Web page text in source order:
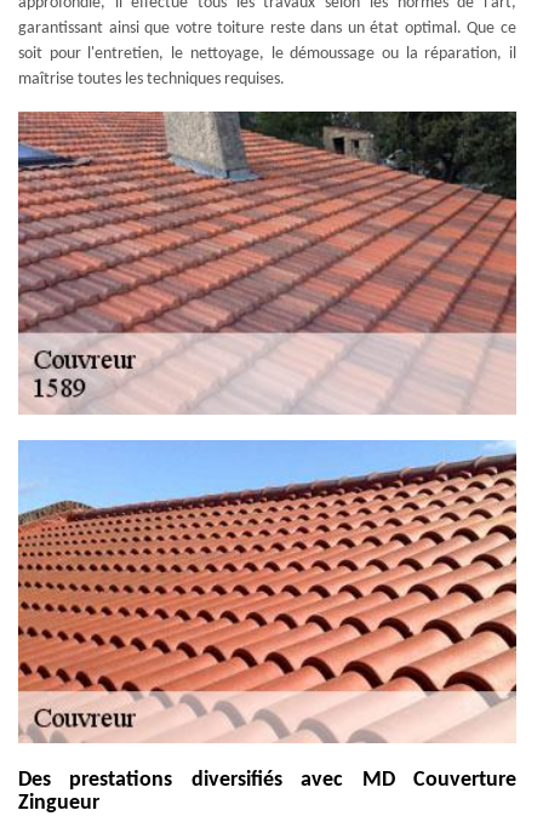
garantissant ainsi que votre toiture reste dans un état optimal. Que ce
soit pour l'entretien, le nettoyage, le démoussage ou la réparation, il
maîtrise toutes les techniques requises.
Des prestations diversifiés avec MD Couverture
Zingueur